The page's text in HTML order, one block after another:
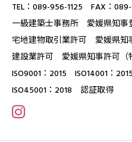
TEL：089-956-1125 FAX：
一級建築士事務所 愛媛県知
宅地建物取引業許可 愛媛県知
建設業許可 愛媛県知事許可（
ISO9001：2015 ISO14001：2015
ISO45001：2018 認証取得